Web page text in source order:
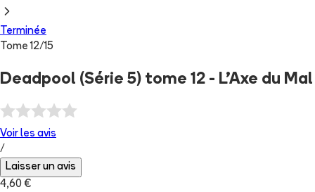
Terminée
Tome 12/15
Deadpool (Série 5) tome 12 - L'Axe du Mal
Voir les avis
/
Laisser un avis
4,60 €